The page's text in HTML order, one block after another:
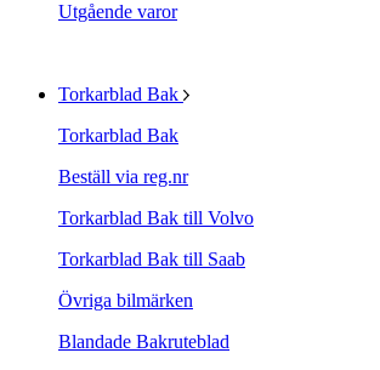
Utgående varor
Torkarblad Bak
Torkarblad Bak
Beställ via reg.nr
Torkarblad Bak till Volvo
Torkarblad Bak till Saab
Övriga bilmärken
Blandade Bakruteblad